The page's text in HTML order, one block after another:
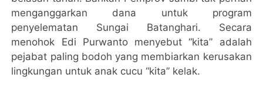
menganggarkan dana untuk program
penyelematan Sungai Batanghari. Secara
menohok Edi Purwanto menyebut “kita” adalah
pejabat paling bodoh yang membiarkan kerusakan
lingkungan untuk anak cucu “kita” kelak.